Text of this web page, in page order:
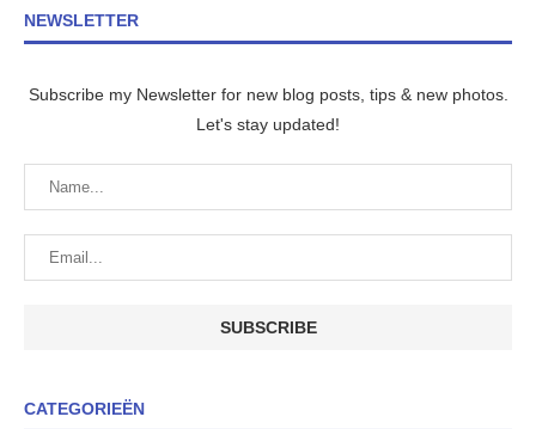
NEWSLETTER
Subscribe my Newsletter for new blog posts, tips & new photos.
Let's stay updated!
CATEGORIEËN